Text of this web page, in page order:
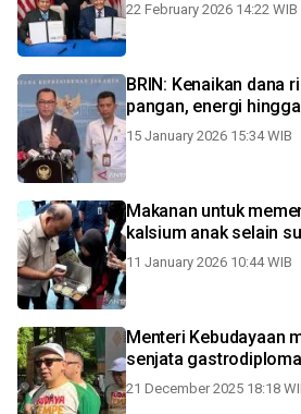
22 February 2026 14:22 WIB
BRIN: Kenaikan dana
pangan, energi
15 January 2026 15:34 WIB
Makanan untuk
kalsium anak selain
11 January 2026 10:44 WIB
Menteri Kebudayaan
senjata
21 December 2025 18:18